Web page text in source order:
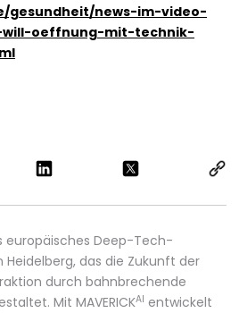
gesundheit/news-im-video-
oeffnung-mit-technik-
europäisches Deep-Tech-
das die Zukunft der
durch bahnbrechende
Mit MAVERICKAI entwickelt